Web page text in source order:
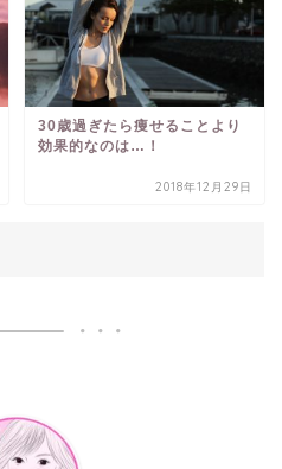
30歳過ぎたら痩せることより
効果的なのは…！
2018年12月29日